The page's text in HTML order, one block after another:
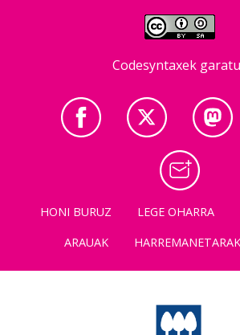
Codesyntaxek
HONI BURUZ LEGE OHARRA
ARAUAK